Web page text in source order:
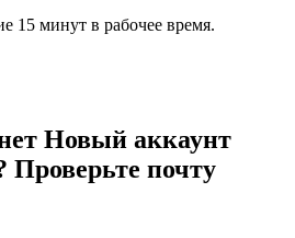
15 минут в рабочее время.
Новый аккаунт
Проверьте почту